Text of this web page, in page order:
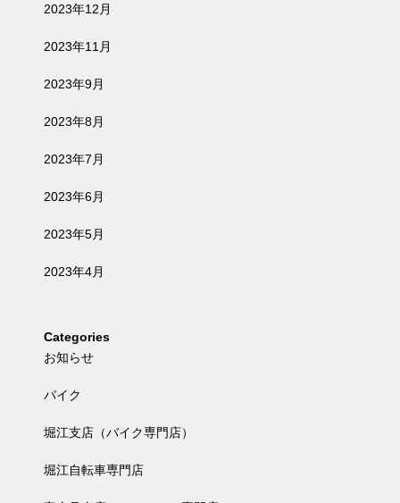
2023年12月
2023年11月
2023年9月
2023年8月
2023年7月
2023年6月
2023年5月
2023年4月
Categories
お知らせ
バイク
堀江支店（バイク専門店）
堀江自転車専門店